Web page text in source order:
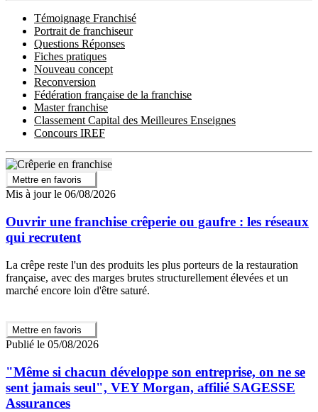
Témoignage Franchisé
Portrait de franchiseur
Questions Réponses
Fiches pratiques
Nouveau concept
Reconversion
Fédération française de la franchise
Master franchise
Classement Capital des Meilleures Enseignes
Concours IREF
Mettre en favoris
Mis à jour le 06/08/2026
Ouvrir une franchise crêperie ou gaufre : les réseaux
qui recrutent
La crêpe reste l'un des produits les plus porteurs de la restauration
française, avec des marges brutes structurellement élevées et un
marché encore loin d'être saturé.
Mettre en favoris
Publié le 05/08/2026
"Même si chacun développe son entreprise, on ne se
sent jamais seul", VEY Morgan, affilié SAGESSE
Assurances